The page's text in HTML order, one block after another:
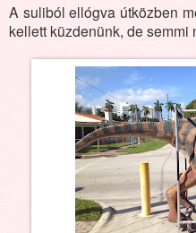
A suliból ellógva útközben
kellett küzdenünk, de semmi